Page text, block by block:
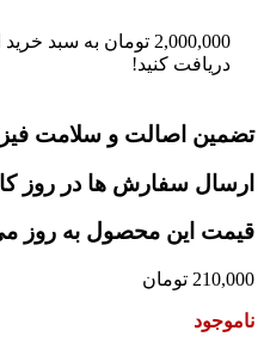
2,000,000 تومان به سبد خرید
دریافت کنید!
تضمین اصالت و سلامت
ارسال سفارش ها در روز
قیمت این محصول به روز
210,000 تومان
ناموجود